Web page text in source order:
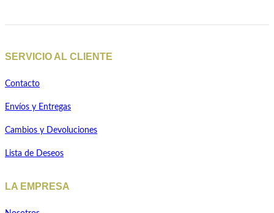
SERVICIO AL CLIENTE
Contacto
Envíos y Entregas
Cambios y Devoluciones
Lista de Deseos
LA EMPRESA